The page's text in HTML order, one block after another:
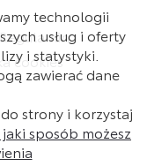
cookies
technologii
usług i oferty
i statystyki.
zawierać dane
strony i korzystaj
sposób możesz